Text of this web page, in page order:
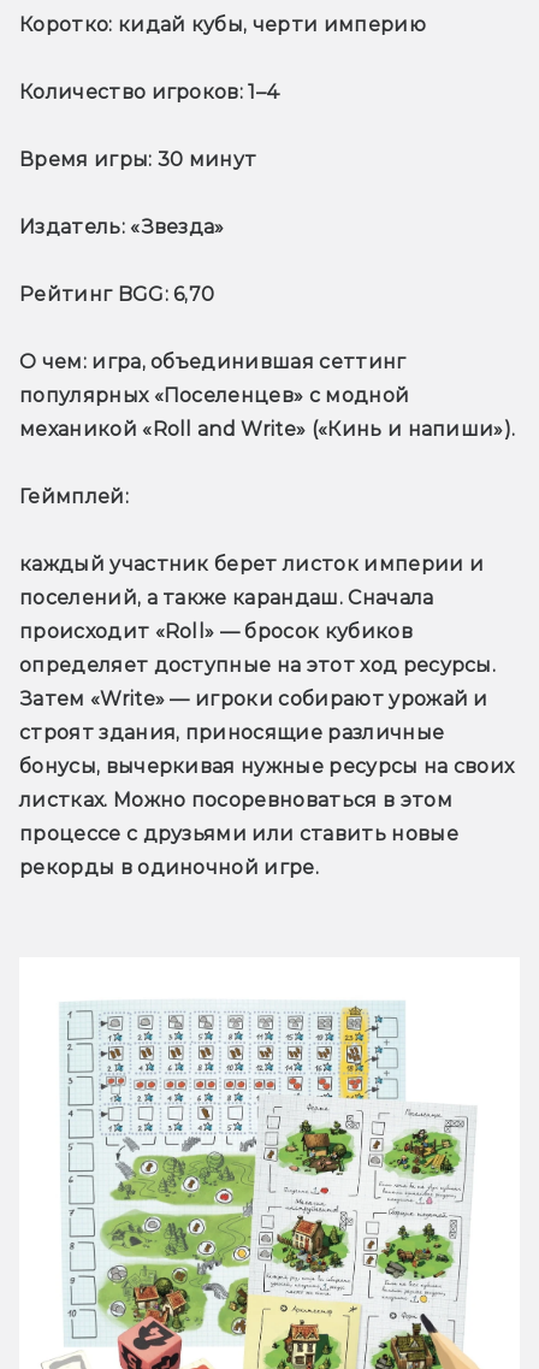
Коротко: кидай кубы, черти империю
Количество игроков: 1–4
Время игры: 30 минут
Издатель: «Звезда»
Рейтинг BGG: 6,70
О чем: игра, объединившая сеттинг
популярных «Поселенцев» с модной
механикой «Roll and Write» («Кинь и напиши»).
Геймплей:
каждый участник берет листок империи и
поселений, а также карандаш. Сначала
происходит «Roll» — бросок кубиков
определяет доступные на этот ход ресурсы.
Затем «Write» — игроки собирают урожай и
строят здания, приносящие различные
бонусы, вычеркивая нужные ресурсы на своих
листках. Можно посоревноваться в этом
процессе с друзьями или ставить новые
рекорды в одиночной игре.